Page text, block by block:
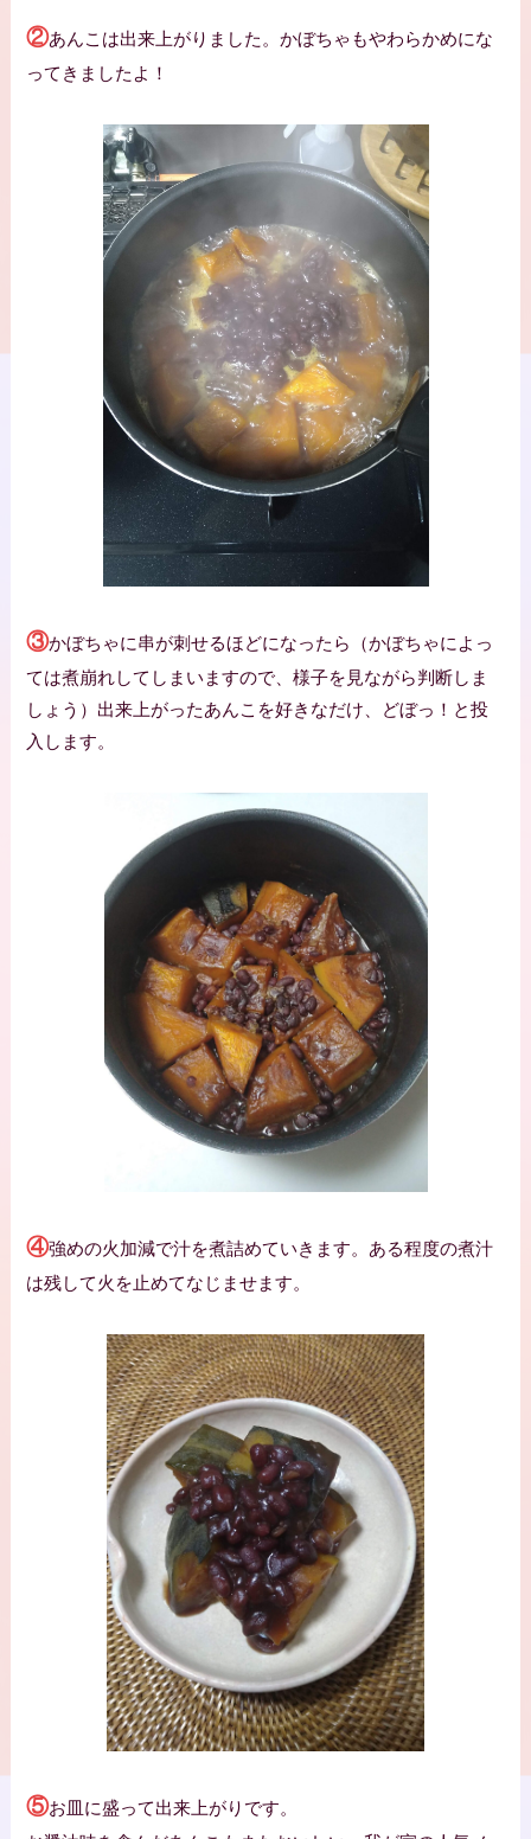
②あんこは出来上がりました。かぼちゃもやわらかめにな
ってきましたよ！
③かぼちゃに串が刺せるほどになったら（かぼちゃによっ
ては煮崩れしてしまいますので、様子を見ながら判断しま
しょう）出来上がったあんこを好きなだけ、どぼっ！と投
入します。
④強めの火加減で汁を煮詰めていきます。ある程度の煮汁
は残して火を止めてなじませます。
⑤お皿に盛って出来上がりです。